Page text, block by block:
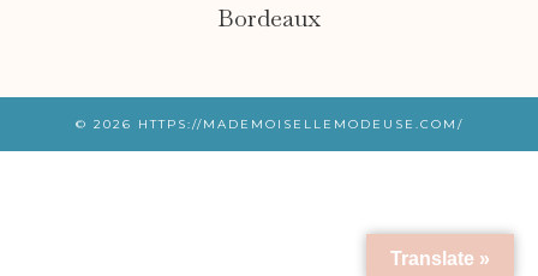
Bordeaux
© 2026 HTTPS://MADEMOISELLEMODEUSE.COM/
Translate »